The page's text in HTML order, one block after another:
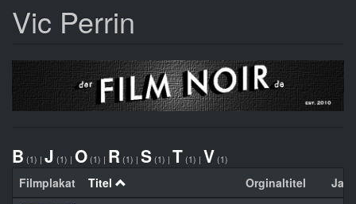
Vic Perrin
B (1) | J (1) | O (1) | R (1) | S (1) | T (1) | V (1)
Filmplakat Titel Orginaltitel Jahr